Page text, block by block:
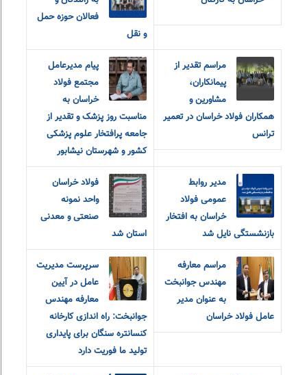
فعالان حوزه حمل
و نقل
مراسم تقدیر از
پیمانکاران،
مشاورین و
همکاران فولاد خراسان در تعمیر
ترانس
پیام مدیرعامل
مجتمع فولاد
خراسان به
مناسبت روز پزشک و تقدیر از
جامعه پرافتخار علوم پزشکی
کشور و شهرستان نیشابور
مدیر روابط
عمومی فولاد
خراسان به افتخار
بازنشستگی نایل شد
فولاد خراسان
واحد نمونه
صنعتی و معدنی
استان شد
مراسم معارفه
مهندس جوانبخت
به عنوان مدیر
عامل فولاد خراسان
سرپرست مدیریت
عامل در آیین
معارفه مهندس
جوانبخت: راه اندازی کارخانه
کنسانتره سنگان برای پایداری
تولید ما فوریت دارد